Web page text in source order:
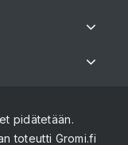
pidätetään.
toteutti Gromi.fi